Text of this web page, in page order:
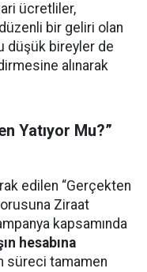
ücretliler,
bir geliri olan
düşük bireyler de
alınarak
Yatıyor Mu?”
edilen “Gerçekten
Ziraat
kapsamında
hesabına
süreci tamamen